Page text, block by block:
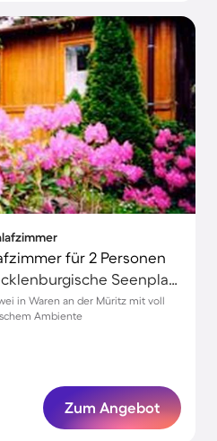
für 2 Personen
Waren (Müritz), Mecklenburgische Seenplatte, Deutschland
in Waren an der Müritz mit voll
Ambiente
Zum Angebot